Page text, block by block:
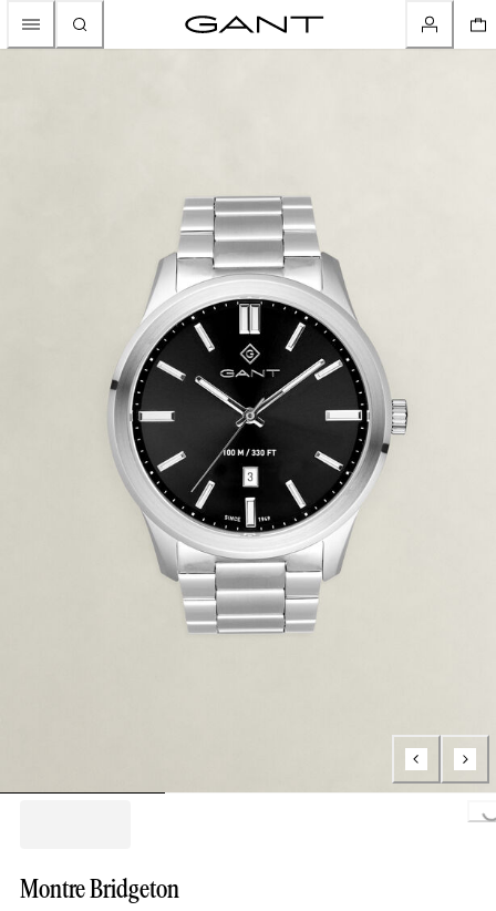
Montre Bridgeton